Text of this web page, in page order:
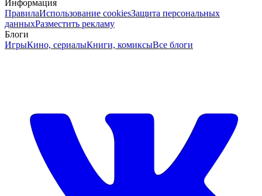
Информация
ПравилаИспользование cookiesЗащита персональных
данныхРазместить рекламу
Блоги
ИгрыКино, сериалыКниги, комиксыВсе блоги